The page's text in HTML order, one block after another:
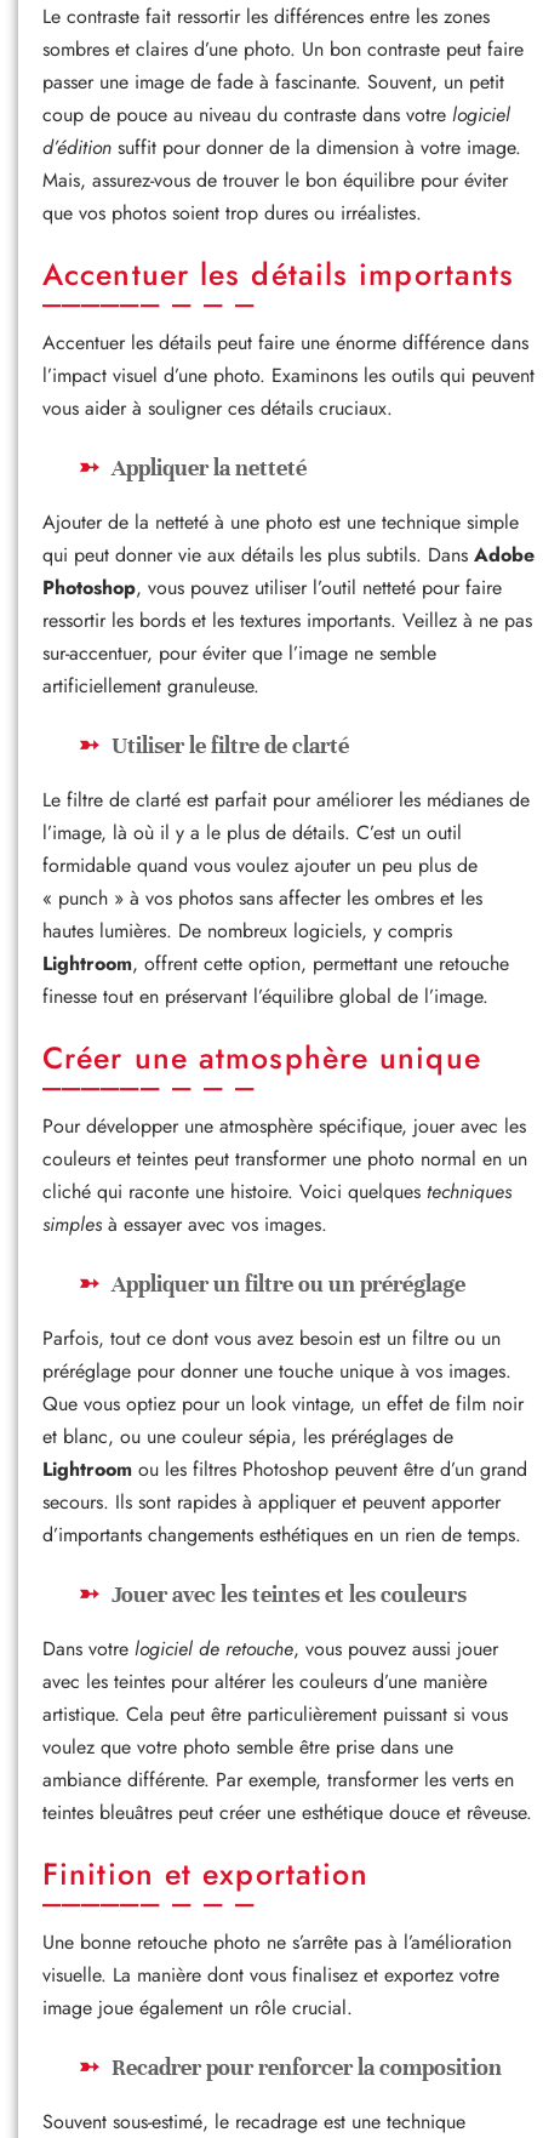
Le contraste fait ressortir les différences entre les zones
sombres et claires d’une photo. Un bon contraste peut faire
passer une image de fade à fascinante. Souvent, un petit
coup de pouce au niveau du contraste dans votre logiciel
d’édition suffit pour donner de la dimension à votre image.
Mais, assurez-vous de trouver le bon équilibre pour éviter
que vos photos soient trop dures ou irréalistes.
Accentuer les détails importants
Accentuer les détails peut faire une énorme différence dans
l’impact visuel d’une photo. Examinons les outils qui peuvent
vous aider à souligner ces détails cruciaux.
Appliquer la netteté
Ajouter de la netteté à une photo est une technique simple
qui peut donner vie aux détails les plus subtils. Dans Adobe
Photoshop, vous pouvez utiliser l’outil netteté pour faire
ressortir les bords et les textures importants. Veillez à ne pas
sur-accentuer, pour éviter que l’image ne semble
artificiellement granuleuse.
Utiliser le filtre de clarté
Le filtre de clarté est parfait pour améliorer les médianes de
l’image, là où il y a le plus de détails. C’est un outil
formidable quand vous voulez ajouter un peu plus de
« punch » à vos photos sans affecter les ombres et les
hautes lumières. De nombreux logiciels, y compris
Lightroom, offrent cette option, permettant une retouche
finesse tout en préservant l’équilibre global de l’image.
Créer une atmosphère unique
Pour développer une atmosphère spécifique, jouer avec les
couleurs et teintes peut transformer une photo normal en un
cliché qui raconte une histoire. Voici quelques techniques
simples à essayer avec vos images.
Appliquer un filtre ou un préréglage
Parfois, tout ce dont vous avez besoin est un filtre ou un
préréglage pour donner une touche unique à vos images.
Que vous optiez pour un look vintage, un effet de film noir
et blanc, ou une couleur sépia, les préréglages de
Lightroom ou les filtres Photoshop peuvent être d’un grand
secours. Ils sont rapides à appliquer et peuvent apporter
d’importants changements esthétiques en un rien de temps.
Jouer avec les teintes et les couleurs
Dans votre logiciel de retouche, vous pouvez aussi jouer
avec les teintes pour altérer les couleurs d’une manière
artistique. Cela peut être particulièrement puissant si vous
voulez que votre photo semble être prise dans une
ambiance différente. Par exemple, transformer les verts en
teintes bleuâtres peut créer une esthétique douce et rêveuse.
Finition et exportation
Une bonne retouche photo ne s’arrête pas à l’amélioration
visuelle. La manière dont vous finalisez et exportez votre
image joue également un rôle crucial.
Recadrer pour renforcer la composition
Souvent sous-estimé, le recadrage est une technique